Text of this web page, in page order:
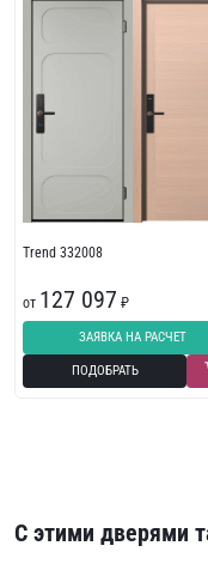
Trend 332008
от 127 097 ₽
ЗАЯВКА НА РАСЧЕТ
ПОДОБРАТЬ
С этими дверями